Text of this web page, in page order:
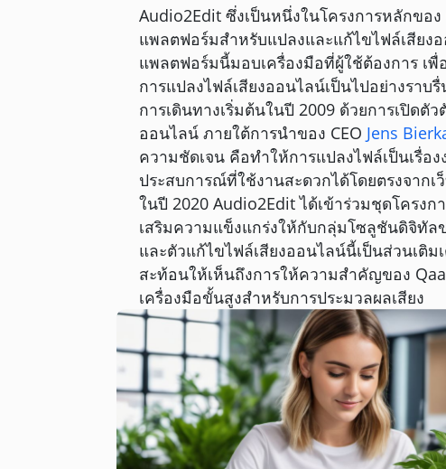
Audio2Edit ซึ่งเป็นหนึ่งในโครงการหลักของ
แพลตฟอร์มสำหรับแปลงและแก้ไขไฟล์เสียง
แพลตฟอร์มนี้มอบเครื่องมือที่ผู้ใช้ต้องการ เพื่
การแปลงไฟล์เสียงออนไลน์เป็นไปอย่างราบรื่
การเดินทางเริ่มต้นในปี 2009 ด้วยการเปิดตั
ออนไลน์ ภายใต้การนำของ CEO Jens
ความชัดเจน คือทำให้การแปลงไฟล์เป็นเรื่อ
ประสบการณ์ที่ใช้งานสะดวกได้โดยตรงจากเว็
ในปี 2020 Audio2Edit ได้เข้าร่วมชุดโครงก
เสริมความแข็งแกร่งให้กับกลุ่มโซลูชันดิจิทัล
และตัวแก้ไขไฟล์เสียงออนไลน์นี้เป็นส่วนเติ
สะท้อนให้เห็นถึงการให้ความสำคัญของ
เครื่องมือขั้นสูงสำหรับการประมวลผลเสียง